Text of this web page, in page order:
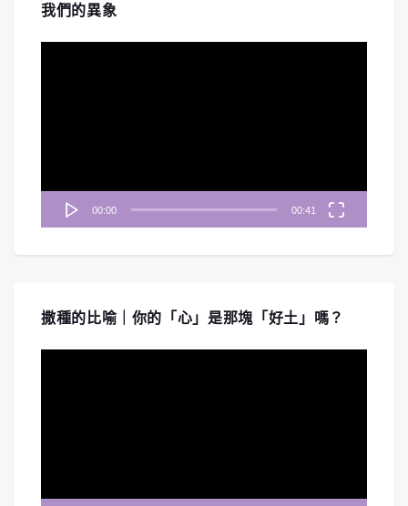
我們的異象
00:00 00:41
撒種的比喻｜你的「心」是那塊「好土」嗎？